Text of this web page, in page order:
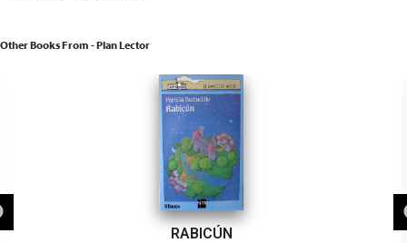
Other Books From - Plan Lector
RABICÚN